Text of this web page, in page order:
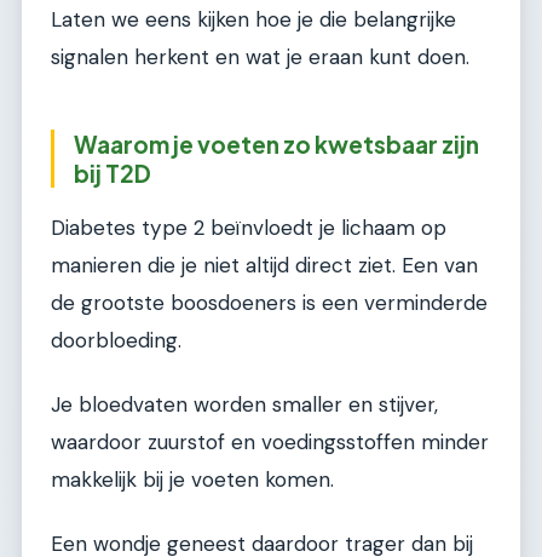
Laten we eens kijken hoe je die belangrijke
signalen herkent en wat je eraan kunt doen.
Waarom je voeten zo kwetsbaar zijn
bij T2D
Diabetes type 2 beïnvloedt je lichaam op
manieren die je niet altijd direct ziet. Een van
de grootste boosdoeners is een verminderde
doorbloeding.
Je bloedvaten worden smaller en stijver,
waardoor zuurstof en voedingsstoffen minder
makkelijk bij je voeten komen.
Een wondje geneest daardoor trager dan bij